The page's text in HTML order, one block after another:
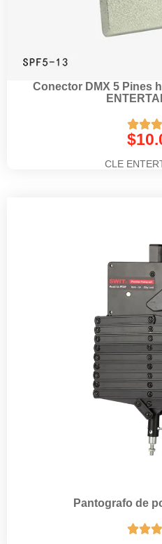
Conector DMX 5 Pines

$
CLE
Pantografo de
